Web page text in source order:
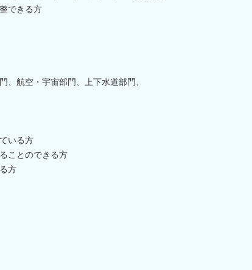
できる方
、航空・宇宙部門、上下水道部門、
いる方
ことのできる方
方